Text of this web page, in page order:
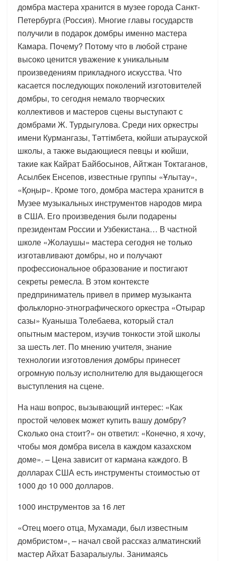
домбра мастера хранится в музее города Санкт-
Петербурга (Россия). Многие главы государств
получили в подарок домбры именно мастера
Камара. Почему? Потому что в любой стране
высоко ценится уважение к уникальным
произведениям прикладного искусства. Что
касается последующих поколений изготовителей
домбры, то сегодня немало творческих
коллективов и мастеров сцены выступают с
домбрами Ж. Турдыгулова. Среди них оркестры
имени Курмангазы, Тәттімбета, кюйши атырауской
школы, а также выдающиеся певцы и кюйши,
такие как Кайрат Байбосынов, Айтжан Токтаганов,
Асылбек Енсепов, известные группы «Ұлытау»,
«Қоңыр». Кроме того, домбра мастера хранится в
Музее музыкальных инструментов народов мира
в США. Его произведения были подарены
президентам России и Узбекистана… В частной
школе «Жолаушы» мастера сегодня не только
изготавливают домбры, но и получают
профессиональное образование и постигают
секреты ремесла. В этом контексте
предприниматель привел в пример музыканта
фольклорно-этнографического оркестра «Отырар
сазы» Куаныша Толебаева, который стал
опытным мастером, изучив тонкости этой школы
за шесть лет. По мнению учителя, знание
технологии изготовления домбры принесет
огромную пользу исполнителю для выдающегося
выступления на сцене.
На наш вопрос, вызывающий интерес: «Как
простой человек может купить вашу домбру?
Сколько она стоит?» он ответил: «Конечно, я хочу,
чтобы моя домбра висела в каждом казахском
доме». – Цена зависит от кармана каждого. В
долларах США есть инструменты стоимостью от
1000 до 10 000 долларов.
1000 инструментов за 16 лет
«Отец моего отца, Мухамади, был известным
домбристом», – начал свой рассказ алматинский
мастер Айхат Базаралыулы. Занимаясь